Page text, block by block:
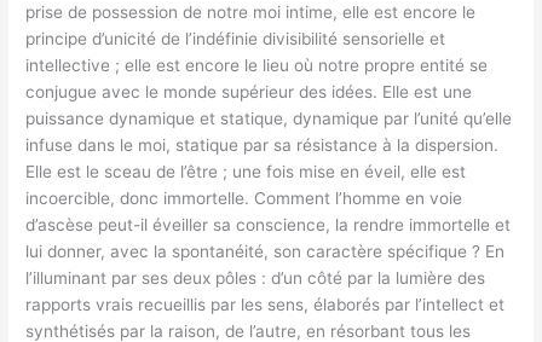
prise de possession de notre moi intime, elle est encore le
principe d’unicité de l’indéfinie divisibilité sensorielle et
intellective ; elle est encore le lieu où notre propre entité se
conjugue avec le monde supérieur des idées. Elle est une
puissance dynamique et statique, dynamique par l’unité qu’elle
infuse dans le moi, statique par sa résistance à la dispersion.
Elle est le sceau de l’être ; une fois mise en éveil, elle est
incoercible, donc immortelle. Comment l’homme en voie
d’ascèse peut-il éveiller sa conscience, la rendre immortelle et
lui donner, avec la spontanéité, son caractère spécifique ? En
l’illuminant par ses deux pôles : d’un côté par la lumière des
rapports vrais recueillis par les sens, élaborés par l’intellect et
synthétisés par la raison, de l’autre, en résorbant tous les